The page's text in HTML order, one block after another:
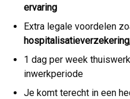
ervaring
Extra legale voordelen
1 dag per week
inwerkperiode
Je komt terecht in een